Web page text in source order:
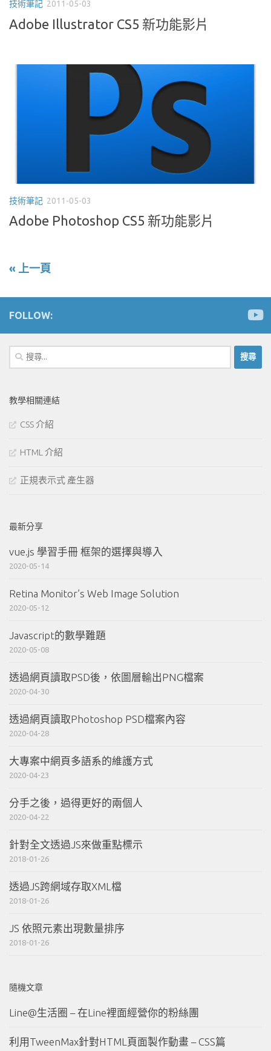
技術筆記 2011-05-03
Adobe Illustrator CS5 新功能影片
技術筆記 2011-05-03
Adobe Photoshop CS5 新功能影片
« 上一頁
FOLLOW:
搜
尋
鍵
教學相關連結
CSS 介紹
HTML 介紹
正規表示式 產生器
最新分享
vue.js 學習手冊 框架的選擇與導入
2020-05-14
Retina Monitor’s Web Image Solution
2020-05-12
Javascript的數學難題
2020-05-08
透過網頁讀取PSD後，依圖層輸出PNG檔案
2020-04-30
透過網頁讀取Photoshop PSD檔案內容
2020-04-28
大專案中網頁多語系的維護方式
2020-04-23
分手之後，過得更好的兩個人
2020-04-22
針對全文透過JS來做重點標示
2018-01-26
透過JS跨網域存取XML檔
2018-01-26
JS 依照元素出現數量排序
2018-01-26
隨機文章
Line@生活圈 – 在Line裡面經營你的粉絲團
利用TweenMax針對HTML頁面製作動畫 – CSS篇